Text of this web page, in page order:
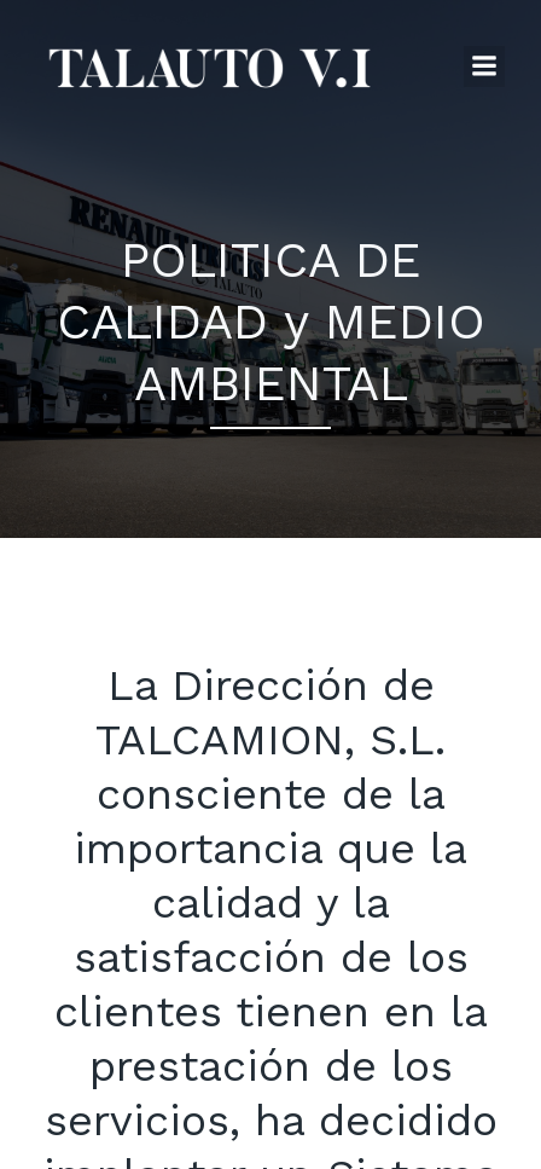
contenido
POLITICA DE
CALIDAD y MEDIO
AMBIENTAL
La Dirección de
TALCAMION, S.L.
consciente de la
importancia que la
calidad y la
satisfacción de los
clientes tienen en la
prestación de los
servicios, ha decidido